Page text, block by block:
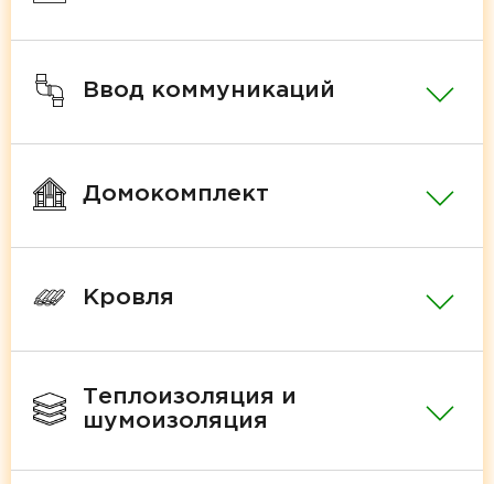
Ввод коммуникаций
Домокомплект
Кровля
Теплоизоляция и
шумоизоляция